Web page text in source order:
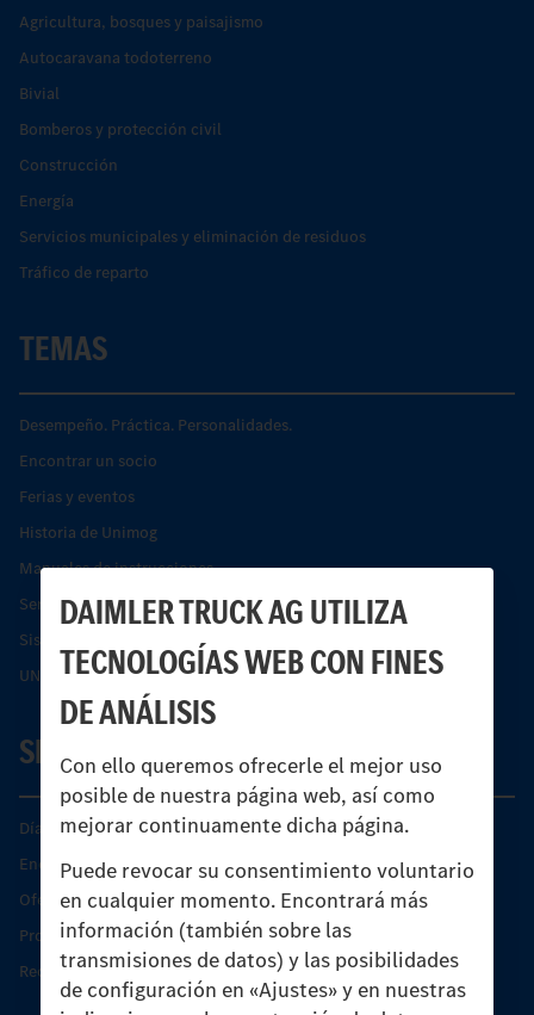
DAIMLER TRUCK AG UTILIZA
TECNOLOGÍAS WEB CON FINES
DE ANÁLISIS
Con ello queremos ofrecerle el mejor uso
posible de nuestra página web, así como
mejorar continuamente dicha página.
Puede revocar su consentimiento voluntario
en cualquier momento. Encontrará más
información (también sobre las
transmisiones de datos) y las posibilidades
de configuración en «Ajustes» y en nuestras
Agricultura, bosques y paisajismo
Autocaravana todoterreno
Bivial
Bomberos y protección civil
Construcción
Energía
Servicios municipales y eliminación de residuos
Tráfico de reparto
TEMAS
Desempeño. Práctica. Personalidades.
Encontrar un socio
Ferias y eventos
Historia de Unimog
Manuales de instrucciones
Servicios financieros
Sistemas de asistencia de seguridad Econic
UNI-TOUCH®
SERVICIO
Días de Servicio del Unimog
Encontrar un socio
Oferta de servicio del Unimog
Productos de piezas y servicio
Recambios originales